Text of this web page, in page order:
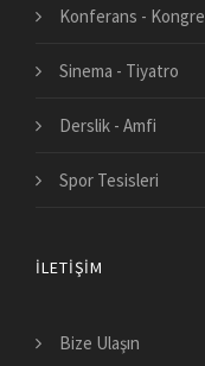
Konferans - Kongre
Sinema - Tiyatro
Derslik - Amfi
Spor Tesisleri
İLETIŞIM
Bize Ulaşın